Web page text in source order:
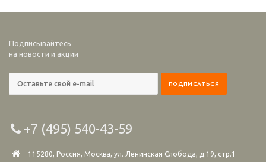
Подписывайтесь
на новости и акции
+7 (495) 540-43-59
115280, Россия, Москва, ул. Ленинская Слобода, д.19, стр.1